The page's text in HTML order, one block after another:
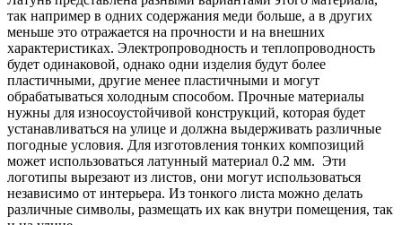
так например в одних содержания меди больше, а в других
меньше это отражается на прочности и на внешних
характеристиках. Электропроводность и теплопроводность
будет одинаковой, однако одни изделия будут более
пластичными, другие менее пластичными и могут
обрабатываться холодным способом. Прочные материалы
нужны для износоустойчивой конструкций, которая будет
устанавливаться на улице и должна выдерживать различные
погодные условия. Для изготовления тонких композиций
может использоваться латунный материал 0.2 мм. Эти
логотипы вырезают из листов, они могут использоваться
независимо от интерьера. Из тонкого листа можно делать
различные символы, размещать их как внутри помещения, так